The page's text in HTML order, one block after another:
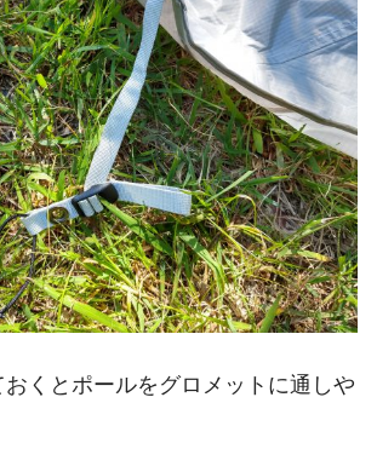
くとポールをグロメットに通しや